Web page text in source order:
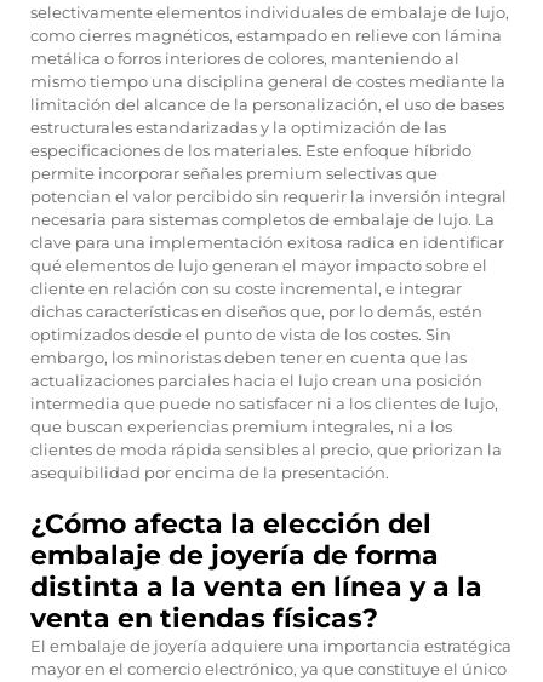
selectivamente elementos individuales de embalaje de lujo,
como cierres magnéticos, estampado en relieve con lámina
metálica o forros interiores de colores, manteniendo al
mismo tiempo una disciplina general de costes mediante la
limitación del alcance de la personalización, el uso de bases
estructurales estandarizadas y la optimización de las
especificaciones de los materiales. Este enfoque híbrido
permite incorporar señales premium selectivas que
potencian el valor percibido sin requerir la inversión integral
necesaria para sistemas completos de embalaje de lujo. La
clave para una implementación exitosa radica en identificar
qué elementos de lujo generan el mayor impacto sobre el
cliente en relación con su coste incremental, e integrar
dichas características en diseños que, por lo demás, estén
optimizados desde el punto de vista de los costes. Sin
embargo, los minoristas deben tener en cuenta que las
actualizaciones parciales hacia el lujo crean una posición
intermedia que puede no satisfacer ni a los clientes de lujo,
que buscan experiencias premium integrales, ni a los
clientes de moda rápida sensibles al precio, que priorizan la
asequibilidad por encima de la presentación.
¿Cómo afecta la elección del
embalaje de joyería de forma
distinta a la venta en línea y a la
venta en tiendas físicas?
El embalaje de joyería adquiere una importancia estratégica
mayor en el comercio electrónico, ya que constituye el único